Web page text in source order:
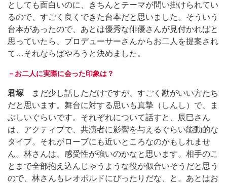
としても面白いのに、きちんとテーマが問い掛けられてい
るので、すごく良くできた台本だと思いました。そういう
台本があったので、あとは優秀な俳優さんが見付かればと
思っていたら、プロデューサーさんからお二人を提案され
て…それならばやろうと決めました。
－お二人に実際に会った印象は？
君塚 まだ少し話しただけですが、すごく勘がいい方たち
だと思います。舞台に対する思いも真摯（しんし）で、ま
ぶしいぐらいです。それぞれについて話すと、辰巳さん
は、アクティブで、共演者に影響を与えるぐらい能動的な
タイプ。それがローブにも近いところなのかもしれませ
ん。林さんは、感受性が強いのかなと思います。相手のこ
とまで全部抱え込んじゃうような役が似合いそうだと思う
ので、林さんもレオポルドにぴったりだな、と。あとはお